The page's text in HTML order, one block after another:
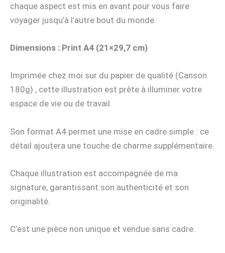
chaque aspect est mis en avant pour vous faire
voyager jusqu’à l’autre bout du monde.
Dimensions : Print A4 (21×29,7 cm)
Imprimée chez moi sur du papier de qualité (Canson
180g) , cette illustration est prête à illuminer votre
espace de vie ou de travail.
Son format A4 permet une mise en cadre simple : ce
détail ajoutera une touche de charme supplémentaire.
Chaque illustration est accompagnée de ma
signature, garantissant son authenticité et son
originalité.
C’est une pièce non unique et vendue sans cadre.